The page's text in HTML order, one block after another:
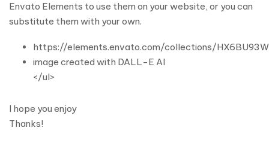
Envato Elements to use them on your website, or you can
substitute them with your own.
https://elements.envato.com/collections/
image created with DALL-E AI
</ul>
I hope you enjoy
Thanks!